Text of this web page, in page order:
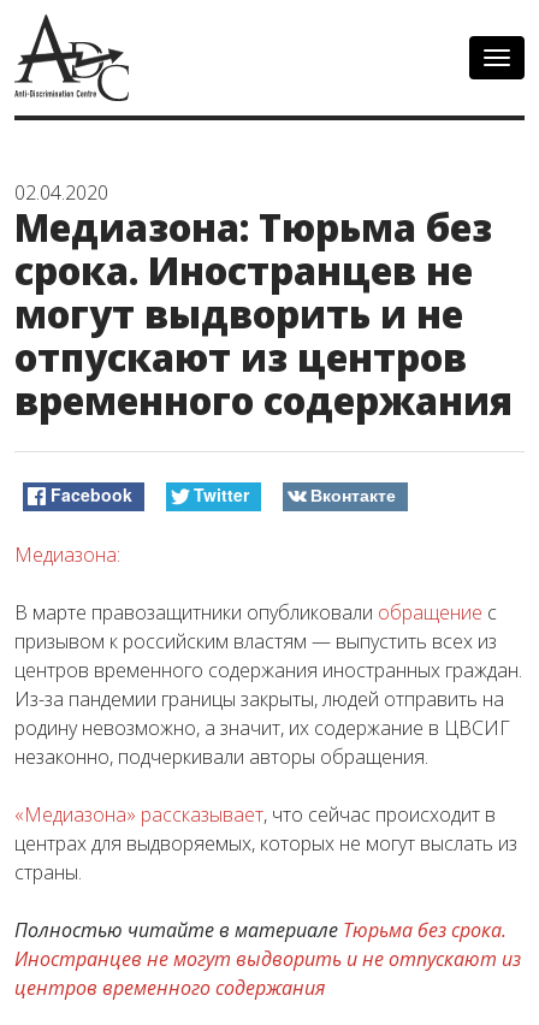
02.04.2020
Медиазона: Тюрьма без
срока. Иностранцев не
могут выдворить и не
отпускают из центров
временного содержания
Facebook Twitter Вконтакте
Медиазона:
В марте правозащитники опубликовали обращение с
призывом к российским властям — выпустить всех из
центров временного содержания иностранных граждан.
Из-за пандемии границы закрыты, людей отправить на
родину невозможно, а значит, их содержание в ЦВСИГ
незаконно, подчеркивали авторы обращения.
«Медиазона» рассказывает, что сейчас происходит в
центрах для выдворяемых, которых не могут выслать из
страны.
Полностью читайте в материале Тюрьма без срока.
Иностранцев не могут выдворить и не отпускают из
центров временного содержания